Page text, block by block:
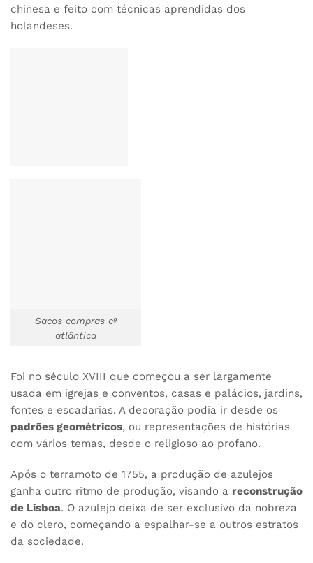
chinesa e feito com técnicas aprendidas dos
holandeses.
Sacos compras cª
atlântica
Foi no século XVIII que começou a ser largamente
usada em igrejas e conventos, casas e palácios, jardins,
fontes e escadarias. A decoração podia ir desde os
padrões geométricos, ou representações de histórias
com vários temas, desde o religioso ao profano.
Após o terramoto de 1755, a produção de azulejos
ganha outro ritmo de produção, visando a reconstrução
de Lisboa. O azulejo deixa de ser exclusivo da nobreza
e do clero, começando a espalhar-se a outros estratos
da sociedade.